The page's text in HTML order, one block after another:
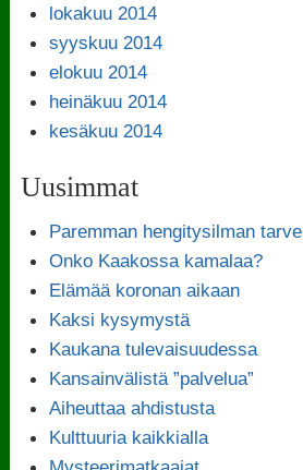
lokakuu 2014
syyskuu 2014
elokuu 2014
heinäkuu 2014
kesäkuu 2014
Uusimmat
Paremman hengitysilman tarve
Onko Kaakossa kamalaa?
Elämää koronan aikaan
Kaksi kysymystä
Kaukana tulevaisuudessa
Kansainvälistä ”palvelua”
Aiheuttaa ahdistusta
Kulttuuria kaikkialla